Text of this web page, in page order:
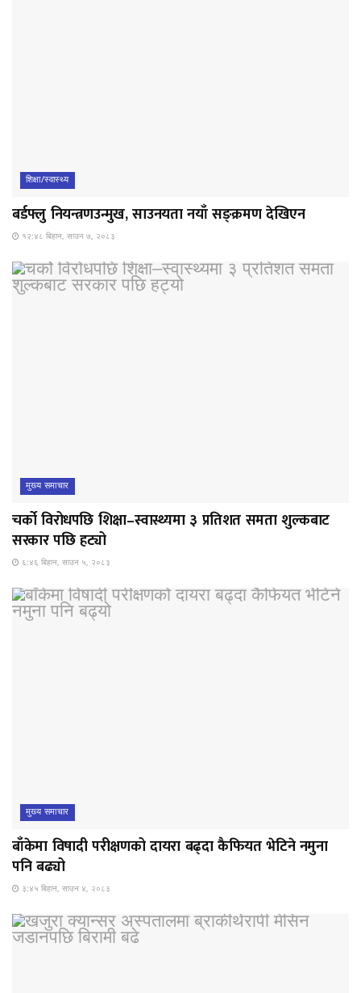
शिक्षा/स्वास्थ्य
बर्डफ्लु नियन्त्रणउन्मुख, साउनयता नयाँ सङ्क्रमण देखिएन
१२:४८ बिहान, साउन ७, २०८३
मुख्य समाचार
चर्को विरोधपछि शिक्षा–स्वास्थ्यमा ३ प्रतिशत समता शुल्कबाट
सरकार पछि हट्यो
६:४६ बिहान, साउन ५, २०८३
मुख्य समाचार
बाँकेमा विषादी परीक्षणको दायरा बढ्दा कैफियत भेटिने नमुना
पनि बढ्यो
३:४५ बिहान, साउन ४, २०८३